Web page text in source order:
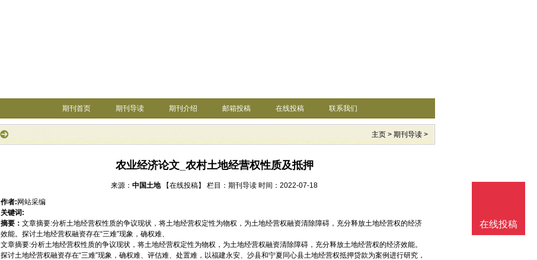
期刊首页 期刊导读 期刊介绍 邮箱投稿 在线投稿 联系我们
主页 > 期刊导读 >
农业经济论文_农村土地经营权性质及抵押
来源： 中国土地 【在线投稿】 栏目： 期刊导读 时间：2022-07-18
作者: 网站采编
关键词:
摘要： 文章摘要:分析土地经营权性质的争议现状，将土地经营权定性为物权，为土地经营权融资清除障碍，充分释放土地经营权的经济
效能。探讨土地经营权融资存在“三难”现象，确权难、
文章摘要:分析土地经营权性质的争议现状，将土地经营权定性为物权，为土地经营权融资清除障碍，充分释放土地经营权的经济效能。
探讨土地经营权融资存在“三难”现象，确权难、评估难、处置难，以福建永安、沙县和宁夏同心县土地经营权抵押贷款为案例进行研究，
在线投稿